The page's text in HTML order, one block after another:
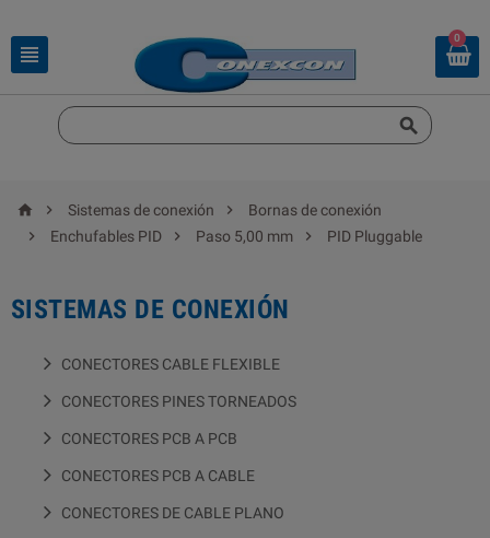

0

  Sistemas de conexión 
Bornas de conexión

Enchufables PID  Paso 5,00 mm  PID Pluggable
SISTEMAS DE CONEXIÓN
CONECTORES CABLE FLEXIBLE
CONECTORES PINES TORNEADOS
CONECTORES PCB A PCB
CONECTORES PCB A CABLE
CONECTORES DE CABLE PLANO